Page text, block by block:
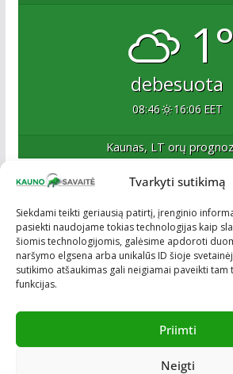
Tvarkyti sutikimą
Siekdami teikti geriausią patirtį, įrenginio
pasiekti naudojame tokias technologijas kaip
šiomis technologijomis, galėsime apdoroti
naršymo elgsena arba unikalūs ID šioje
sutikimo atšaukimas gali neigiamai paveikti tam
funkcijas.
Priimti
Neigti
1°
debesuota
08:46 16:06 EET
Kaunas, LTorų
Esame naujas Kaune, tačiau
kolektyvas. Ne naujokai
žengiame tvirtai įsitikinę savo
Visos teisės saugomos © ON MEDIA.